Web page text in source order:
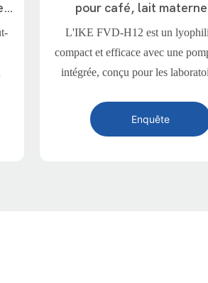
pour café, lait
friandises pour animaux -
H12
L'IKE FVD-H12 est un
compact et efficace avec une
intégrée, conçu pour les
petite échelle. Idéal pour la
matières de grande valeur
Enquête